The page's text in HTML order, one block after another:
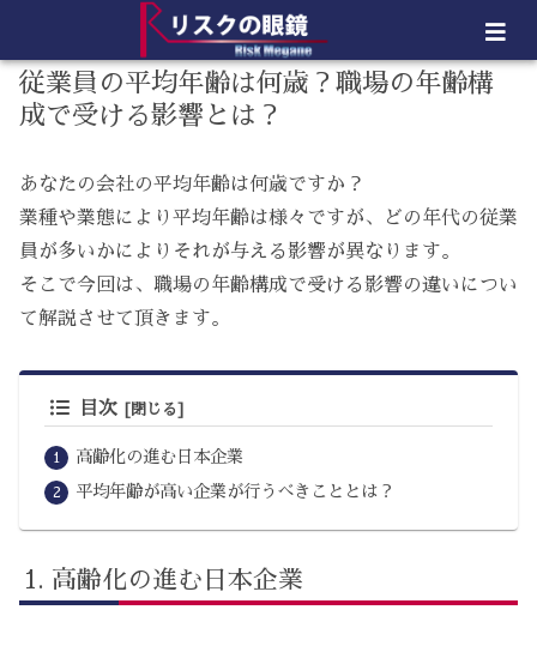
従業員の平均年齢は何歳？職場の年齢構
成で受ける影響とは？
あなたの会社の平均年齢は何歳ですか？
業種や業態により平均年齢は様々ですが、どの年代の従業
員が多いかによりそれが与える影響が異なります。
そこで今回は、職場の年齢構成で受ける影響の違いについ
て解説させて頂きます。
目次
高齢化の進む日本企業
平均年齢が高い企業が行うべきこととは？
高齢化の進む日本企業